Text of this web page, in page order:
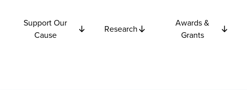
Support Our
Cause
Research
Awards &
Grants